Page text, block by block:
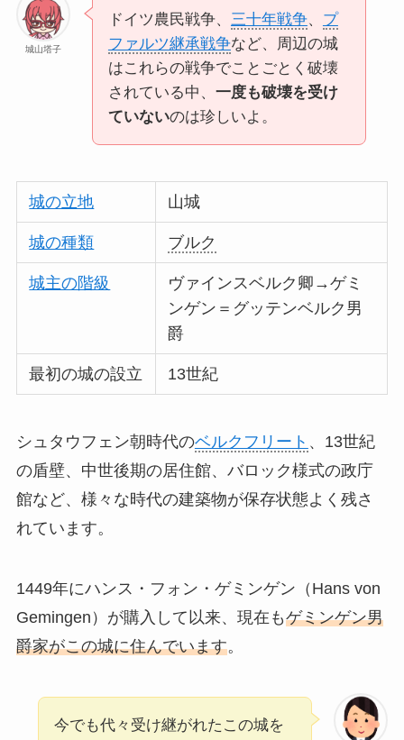
城山塔子
ドイツ農民戦争、 三十年戦争、 プ
ファルツ継承戦争など、周辺の城
はこれらの戦争でことごとく破壊
されている中、 一度も破壊を受け
ていないのは珍しいよ。
城の立地 山城
城の種類 ブルク
城主の階級
ヴァインスベルク卿→ゲミ
ンゲン＝グッテンベルク男
爵
最初の城の設立 13世紀
シュタウフェン朝時代のベルクフリート 、13世紀
の盾壁、中世後期の居住館、バロック様式の政庁
館など、様々な時代の建築物が保存状態よく残さ
れています。
1449年にハンス・フォン・ゲミンゲン（Hans von
Gemingen）が購入して以来、現在もゲミンゲン男
爵家がこの城に住んでいます。
今でも代々受け継がれたこの城を